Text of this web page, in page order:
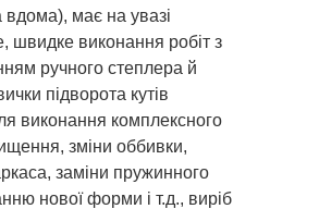
вдома), має на увазі
швидке виконання робіт з
ручного степлера й
підворота кутів
виконання комплексного
зміни оббивки,
заміни пружинного
нової форми і т.д., виріб